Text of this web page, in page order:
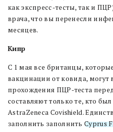
как экспресс-тесты, так и
врача, что вы перенесли
месяцев.
Кипр
С 1 мая все британцы,
вакцинации от ковида, могут
прохождения ПЦР-теста
составляют только те, кто
AstraZeneca Covishield.
заполнить заполнитьCyprus